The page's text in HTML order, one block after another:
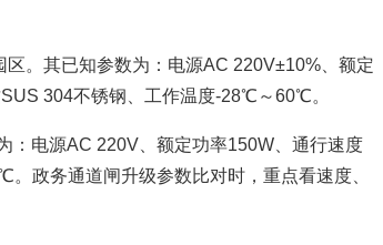
。其已知参数为：电源AC 220V±10%、额定
304不锈钢、工作温度-28℃～60℃。
：电源AC 220V、额定功率150W、通行速度
政务通道闸升级参数比对时，重点看速度、